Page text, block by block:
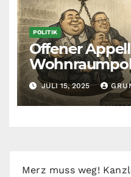
POLITIK
Offener
Fairness
Vermietern
JULI 15, 2025
Merz muss weg!